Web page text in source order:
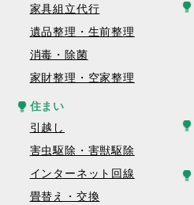
家具組立代行
遺品整理・生前整理
消毒・除菌
家財整理・空家整理
住まい
引越し
害虫駆除・害獣駆除
インターネット回線
畳替え・交換